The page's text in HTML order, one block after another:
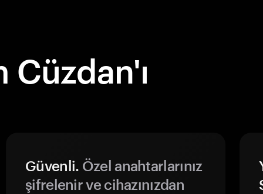
Güvenli. Özel anahtarlarınız
şifrelenir ve cihazınızdan